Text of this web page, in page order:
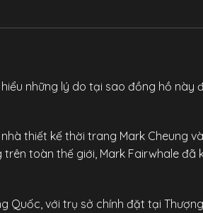
những lý do tại sao đồng hồ này
thiết kế thời trang Mark Cheung
toàn thế giới, Mark Fairwhale đã
Quốc, với trụ sở chính đặt tại